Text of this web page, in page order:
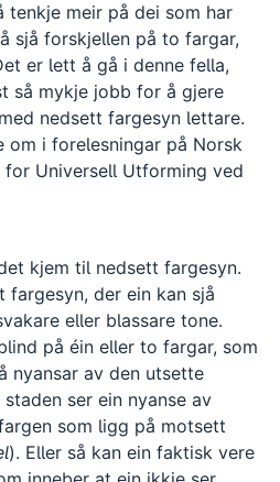
tenkje meir på dei som har
sjå forskjellen på to fargar,
er lett å gå i denne fella,
så mykje jobb for å gjere
nedsett fargesyn lettare.
i forelesningar på Norsk
for Universell Utforming ved
kjem til nedsett fargesyn.
fargesyn, der ein kan sjå
eller blassare tone.
på éin eller to fargar, som
nyansar av den utsette
ser ein nyanse av
som ligg på motsett
). Eller så kan ein faktisk vere